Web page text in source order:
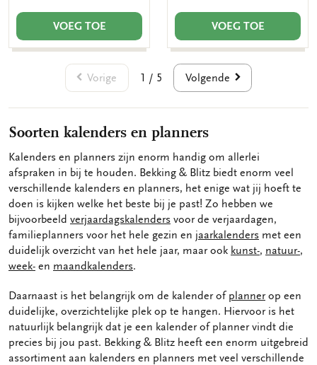
VOEG TOE VOEG TOE
Vorige 1 / 5 Volgende
Soorten kalenders en planners
Kalenders en planners zijn enorm handig om allerlei
afspraken in bij te houden. Bekking & Blitz biedt enorm veel
verschillende kalenders en planners, het enige wat jij hoeft te
doen is kijken welke het beste bij je past! Zo hebben we
bijvoorbeeld verjaardagskalenders voor de verjaardagen,
familieplanners voor het hele gezin en jaarkalenders met een
duidelijk overzicht van het hele jaar, maar ook kunst-, natuur-,
week- en maandkalenders.
Daarnaast is het belangrijk om de kalender ofplannerop een
duidelijke, overzichtelijke plek op te hangen. Hiervoor is het
natuurlijk belangrijk dat je een kalender of planner vindt die
precies bij jou past. Bekking & Blitz heeft een enorm uitgebreid
assortiment aan kalenders en planners met veel verschillende